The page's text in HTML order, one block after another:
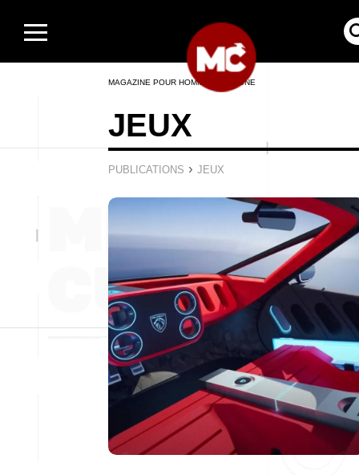
MAGAZINE POUR HOMMES EN LIGNE
JEUX
PUBLICATIONS › JEUX